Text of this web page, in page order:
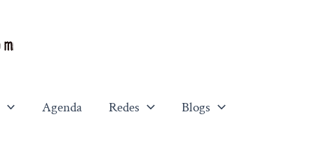
Agenda Redes Blogs